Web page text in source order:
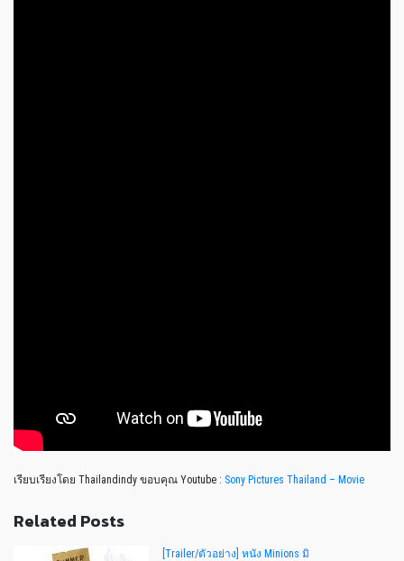
เรียบเรียงโดย Thailandindy ขอบคุณ Youtube : Sony Pictures Thailand – Movie
Related Posts
[Trailer/ตัวอย่าง] หนัง Minions มิ